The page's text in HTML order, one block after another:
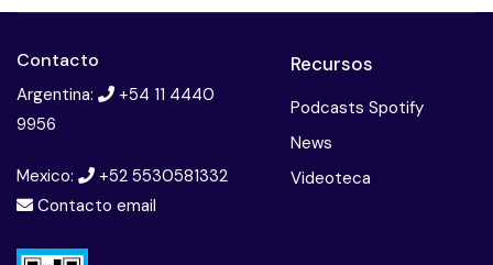
Contacto
Argentina:
+54 11 4440
9956
Mexico:
+52 5530581332
Contacto email
Recursos
Podcasts Spotify
News
Videoteca